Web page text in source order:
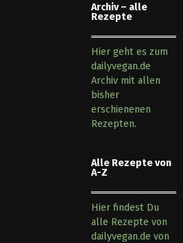
Archiv – alle
Rezepte
Hier geht es zum
dailyvegan.de
Archiv mit allen
bisher
erschienenen
Rezepten.
Alle Rezepte von
A-Z
Hier findest Du
alle Rezepte von
dailyvegan.de von